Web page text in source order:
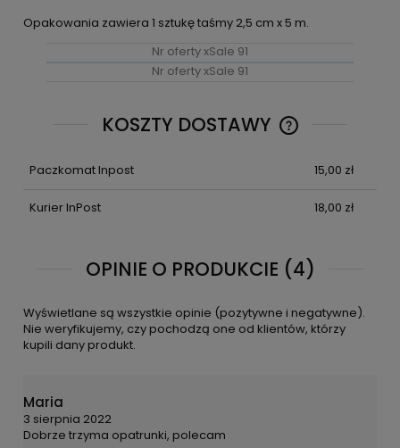
Opakowania zawiera 1 sztukę taśmy 2,5 cm x 5 m.
Nr oferty xSale 91
Nr oferty xSale 91
KOSZTY DOSTAWY
CENA NIE
Paczkomat Inpost
15,00 zł
Kurier InPost 18,00 zł
OPINIE O PRODUKCIE (4)
Wyświetlane są wszystkie opinie (pozytywne i negatywne).
Nie weryfikujemy, czy pochodzą one od klientów, którzy
kupili dany produkt.
Maria
3 sierpnia 2022
Dobrze trzyma opatrunki, polecam